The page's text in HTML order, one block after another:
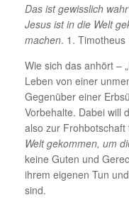
Das ist gewisslich
Jesus ist in die Welt
machen. 1. Timotheus
Wie sich das anhört –
Leben von einer
Gegenüber einer
Vorbehalte. Dabei will
also zur Frohbotschaft
Welt gekommen, um
keine Guten und
ihrem eigenen Tun
sind.